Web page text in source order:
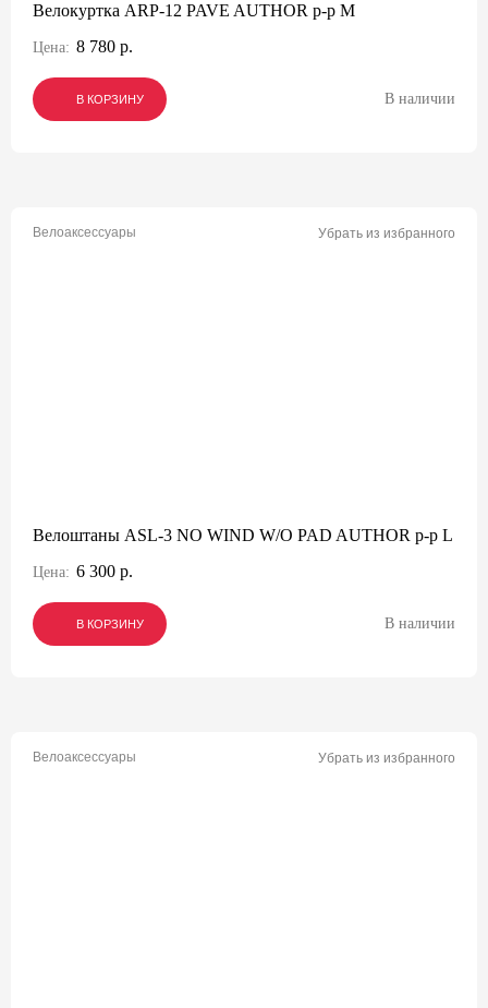
Велокуртка ARP-12 PAVE AUTHOR р-р M
Цена: 8 780 р.
В КОРЗИНУ
В КОРЗИНУ
В КОРЗИНУ В наличии
Велоаксессуары Убрать из избранного
Велоштаны ASL-3 NO WIND W/O PAD AUTHOR р-р L
Цена: 6 300 р.
В КОРЗИНУ
В КОРЗИНУ
В КОРЗИНУ В наличии
Велоаксессуары Убрать из избранного